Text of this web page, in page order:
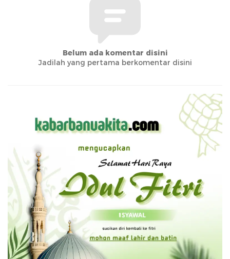
Belum ada komentar disini
Jadilah yang pertama berkomentar disini